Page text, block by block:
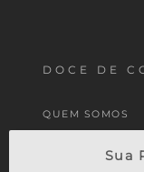
Sua
DOCE DE
QUEM SOMOS
MEUS PEDIDOS